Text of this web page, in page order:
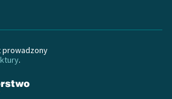
prowadzony
.